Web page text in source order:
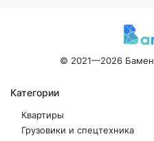
© 2021—2026 Бамен
Категории
Квартиры
Грузовики и спецтехника